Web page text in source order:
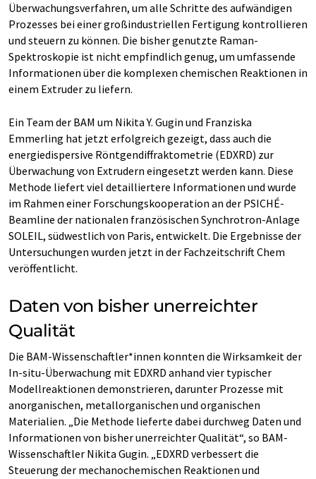
Überwachungsverfahren, um alle Schritte des aufwändigen
Prozesses bei einer großindustriellen Fertigung kontrollieren
und steuern zu können. Die bisher genutzte Raman-
Spektroskopie ist nicht empfindlich genug, um umfassende
Informationen über die komplexen chemischen Reaktionen in
einem Extruder zu liefern.
Ein Team der BAM um Nikita Y. Gugin und Franziska
Emmerling hat jetzt erfolgreich gezeigt, dass auch die
energiedispersive Röntgendiffraktometrie (EDXRD) zur
Überwachung von Extrudern eingesetzt werden kann. Diese
Methode liefert viel detailliertere Informationen und wurde
im Rahmen einer Forschungskooperation an der PSICHÉ-
Beamline der nationalen französischen Synchrotron-Anlage
SOLEIL, südwestlich von Paris, entwickelt. Die Ergebnisse der
Untersuchungen wurden jetzt in der Fachzeitschrift Chem
veröffentlicht.
Daten von bisher unerreichter
Qualität
Die BAM-Wissenschaftler*innen konnten die Wirksamkeit der
In-situ-Überwachung mit EDXRD anhand vier typischer
Modellreaktionen demonstrieren, darunter Prozesse mit
anorganischen, metallorganischen und organischen
Materialien. „Die Methode lieferte dabei durchweg Daten und
Informationen von bisher unerreichter Qualität“, so BAM-
Wissenschaftler Nikita Gugin. „EDXRD verbessert die
Steuerung der mechanochemischen Reaktionen und